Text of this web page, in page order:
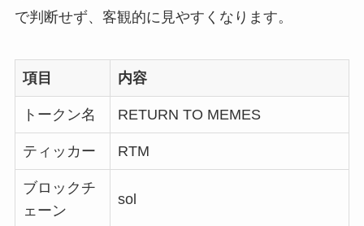
で判断せず、客観的に見やすくなります。
項目 内容
トークン名 RETURN TO MEMES
ティッカー RTM
ブロックチ
ェーン
sol